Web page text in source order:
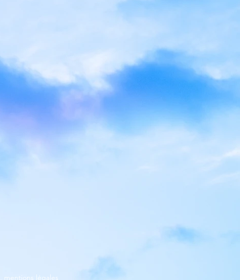
mentions légales